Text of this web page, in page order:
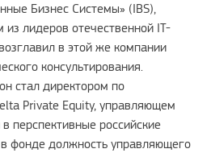
Бизнес Системы» (IBS),
из лидеров отечественной IT-
в этой же компании
консультирования.
стал директором по
Private Equity, управляющем
перспективные российские
фонде должность управляющего